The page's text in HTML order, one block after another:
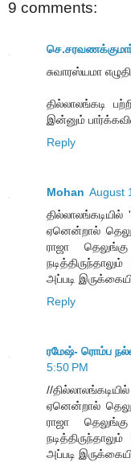
9 comments:
சுவாரஸ்யமா
தில்லாலங்கடி
இன்னும்
Reply
Mohan August
ஏனென்றால்
ராஜா
அப்படி
Reply
ரமேஷ்- ரொம்ப
5:50 PM
//
ஏனென்றால்
ராஜா
அப்படி